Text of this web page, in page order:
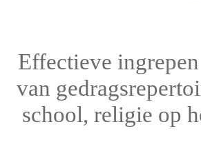
Effectieve
van
school, religie op